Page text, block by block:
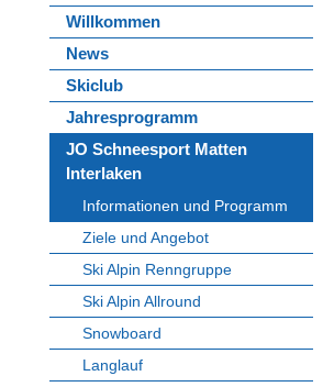
Willkommen
News
Skiclub
Jahresprogramm
JO Schneesport Matten
Interlaken
Informationen und Programm
Ziele und Angebot
Ski Alpin Renngruppe
Ski Alpin Allround
Snowboard
Langlauf